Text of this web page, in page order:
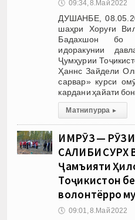
🕔 09:34, 8.Май 2022
ДУШАНБЕ,
шаҳри Хоруғи
Бадахшон бо
идоракунии
Ҷумҳурии
Ҳаннс Зайдели
сарвар» курси
кардани ҳайати
Матни пурра ▸
ИМРӮЗ —
САЛИБИ СУРХ
Ҷамъияти
Тоҷикистон
волонтёрро
🕔 09:01, 8.Май 2022